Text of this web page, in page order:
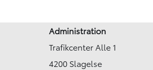
Administration
Trafikcenter Alle 1
4200 Slagelse